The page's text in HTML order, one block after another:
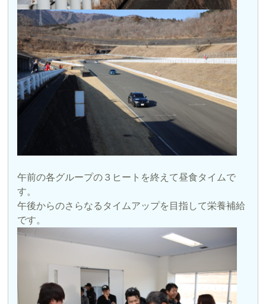
午前の各グループの３ヒートを終えて昼食タイムで
す。
午後からのさらなるタイムアップを目指して栄養補給
です。